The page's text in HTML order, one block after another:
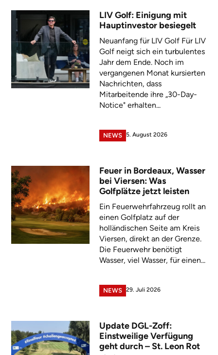
LIV Golf: Einigung mit
Hauptinvestor besiegelt
Neuanfang für LIV Golf Für LIV
Golf neigt sich ein turbulentes
Jahr dem Ende. Noch im
vergangenen Monat kursierten
Nachrichten, dass
Mitarbeitende ihre „30-Day-
Notice" erhalten...
NEWS 5. August 2026
Feuer in Bordeaux, Wasser
bei Viersen: Was
Golfplätze jetzt leisten
Ein Feuerwehrfahrzeug rollt an
einen Golfplatz auf der
holländischen Seite am Kreis
Viersen, direkt an der Grenze.
Die Feuerwehr benötigt
Wasser, viel Wasser, für einen...
NEWS 29. Juli 2026
Update DGL-Zoff:
Einstweilige Verfügung
geht durch – St. Leon Rot